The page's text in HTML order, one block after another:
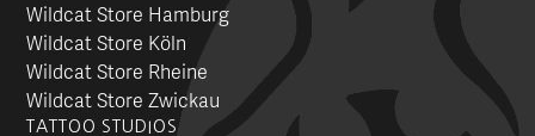
Wildcat Store Hamburg
Wildcat Store Köln
Wildcat Store Rheine
Wildcat Store Zwickau
TATTOO STUDIOS